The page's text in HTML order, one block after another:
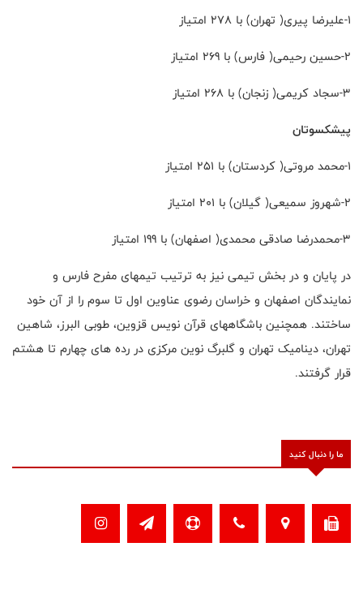
1-علیرضا پیری( تهران) با 278 امتیاز
2-حسین رحیمی( فارس) با 269 امتیاز
3-سجاد کریمی( زنجان) با 268 امتیاز
پیشکسوتان
1-محمد مروتی( کردستان) با 251 امتیاز
2-شهروز سمیعی( گیلان) با 201 امتیاز
3-محمدرضا صادقی محمدی( اصفهان) با 199 امتیاز
در پایان و در بخش تیمی نیز به ترتیب تیمهای مفرح فارس و
نمایندگان اصفهان و خراسان رضوی عناوین اول تا سوم را از آن خود
ساختند. همچنین باشگاههای قرآن نویس قزوین، طوبی البرز، شاهین
تهران، دینامیک تهران و گلبرگ نوین مرکزی در رده های چهارم تا هشتم
قرار گرفتند.
ما را دنبال کنید